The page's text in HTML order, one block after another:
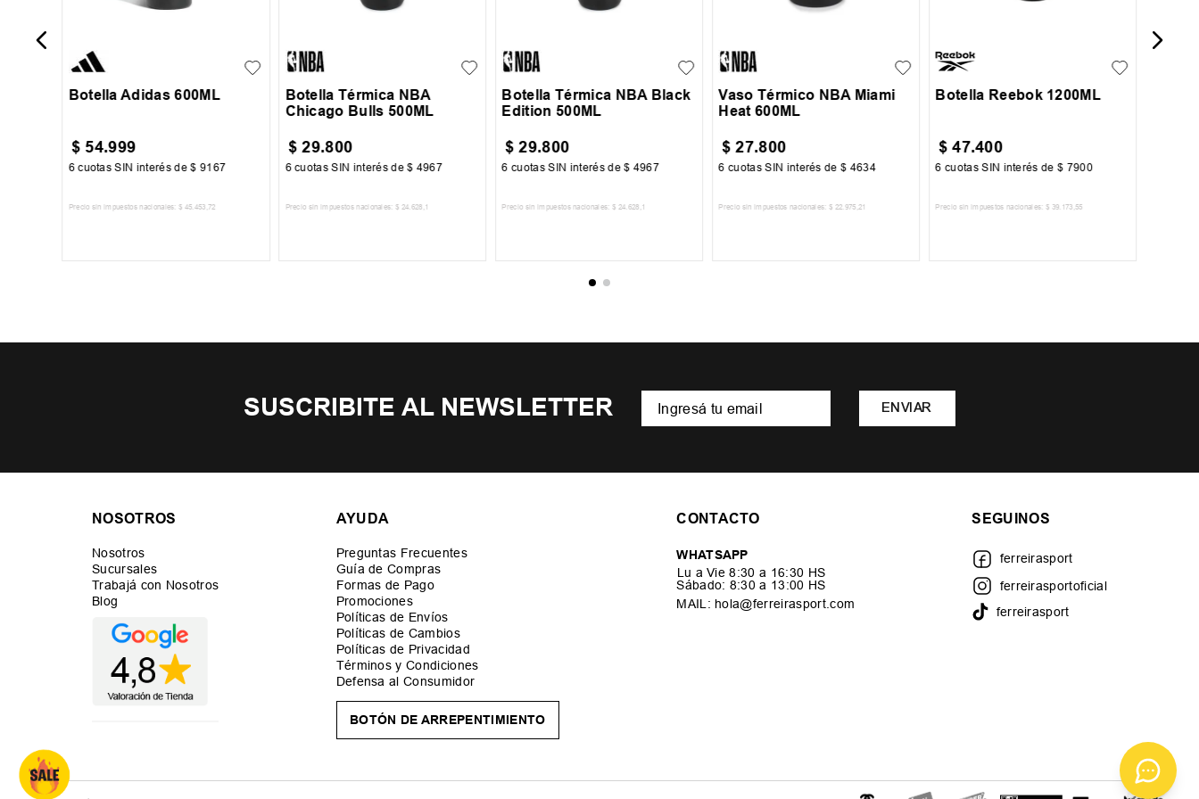
Botella Adidas 600ML
$ 54.999
6 cuotas SIN interés de$ 9167
Precio sin impuestos nacionales: $ 45.453 ,72
Botella Térmica NBA
Chicago Bulls 500ML
$ 29.800
6 cuotas SIN interés de$ 4967
Precio sin impuestos nacionales: $ 24.628 ,1
Botella Térmica NBA Black
Edition 500ML
$ 29.800
6 cuotas SIN interés de$ 4967
Precio sin impuestos nacionales: $ 24.628 ,1
Vaso Térmico NBA Miami
Heat 600ML
$ 27.800
6 cuotas SIN interés de$ 4634
Precio sin impuestos nacionales: $ 22.975 ,21
Botella Reebok 1200ML
$ 47.400
6 cuotas SIN interés de$ 7900
Precio sin impuestos nacionales: $ 39. 173 ,55
SUSCRIBITE AL NEWSLETTER ENVIAR
NOSOTROS
Nosotros
Sucursales
Trabajá con Nosotros
Blog
AYUDA
Preguntas Frecuentes
Guía de Compras
Formas de Pago
Promociones
Políticas de Envíos
Políticas de Cambios
Políticas de Privacidad
Términos y Condiciones
Defensa al Consumidor
BOTÓN DE ARREPENTIMIENTO
CONTACTO
WHATSAPP
Lu a Vie 8:30 a 16:30 HS
Sábado: 8:30 a 13:00 HS
MAIL: hola@ferreirasport.com
SEGUINOS
ferreirasport
ferreirasportoficial
ferreirasport